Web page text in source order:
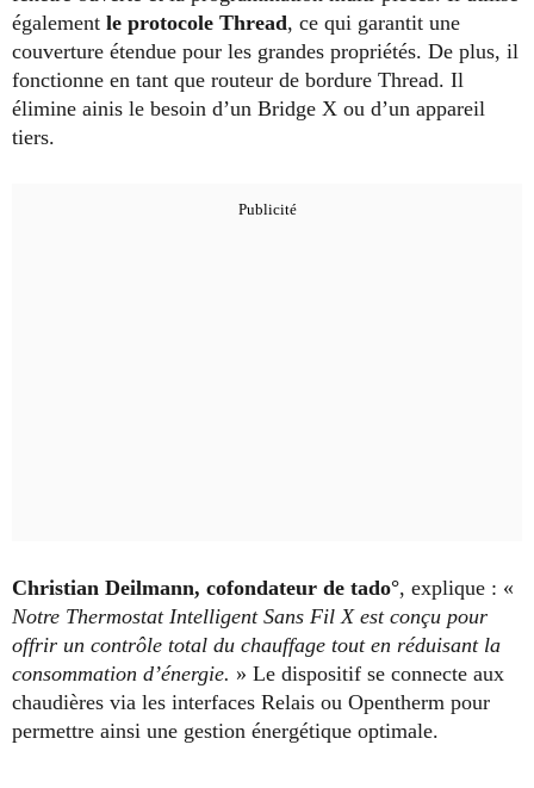
également le protocole Thread, ce qui garantit une
couverture étendue pour les grandes propriétés. De plus, il
fonctionne en tant que routeur de bordure Thread. Il
élimine ainis le besoin d’un Bridge X ou d’un appareil
tiers.
Christian Deilmann, cofondateur de tado°, explique : «
Notre Thermostat Intelligent Sans Fil X est conçu pour
offrir un contrôle total du chauffage tout en réduisant la
consommation d’énergie. » Le dispositif se connecte aux
chaudières via les interfaces Relais ou Opentherm pour
permettre ainsi une gestion énergétique optimale.